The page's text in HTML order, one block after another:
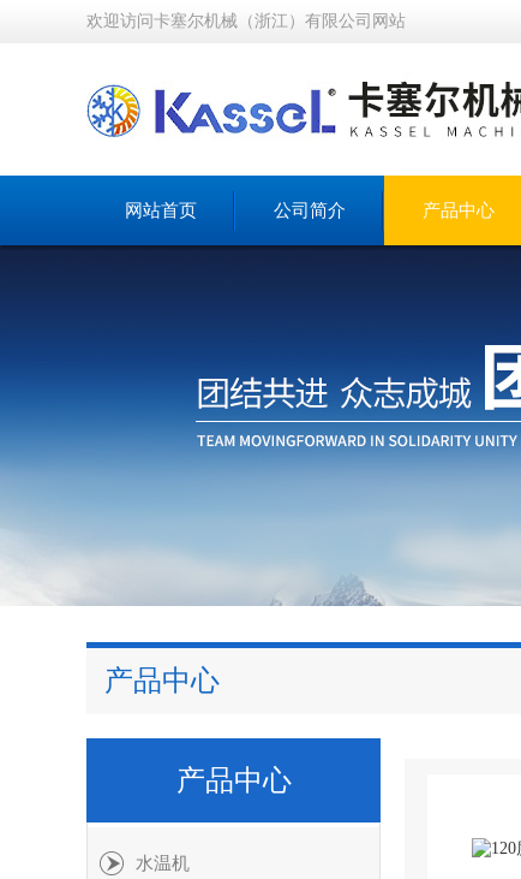
欢迎访问卡塞尔机械（浙江）有限公司网站
网站首页 公司简介 产品中心
产品中心
产品中心
水温机